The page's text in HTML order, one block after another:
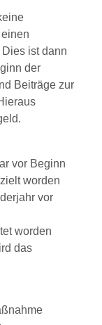
ist dann
der
Beiträge zur
vor Beginn
worden
vor
worden
das